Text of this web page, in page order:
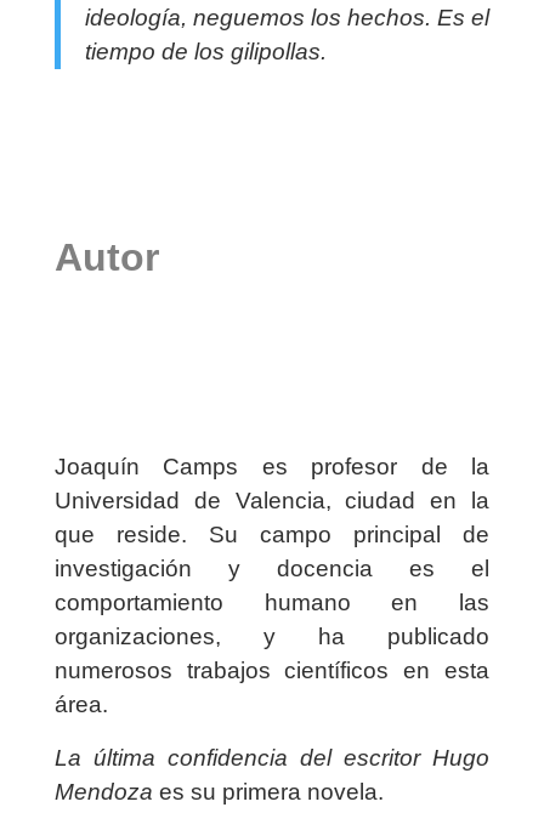
ideología, neguemos los hechos. Es el
tiempo de los gilipollas.
Autor
Joaquín Camps es profesor de la
Universidad de Valencia, ciudad en la
que reside. Su campo principal de
investigación y docencia es el
comportamiento humano en las
organizaciones, y ha publicado
numerosos trabajos científicos en esta
área.
La última confidencia del escritor Hugo
Mendoza es su primera novela.